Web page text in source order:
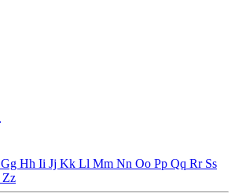
Gg Hh Ii Jj Kk Ll Mm Nn Oo Pp Qq Rr Ss
Zz